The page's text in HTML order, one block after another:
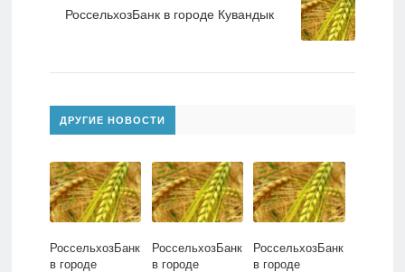
РоссельхозБанк в городе Кувандык
ДРУГИЕ НОВОСТИ
РоссельхозБанк
в городе
РоссельхозБанк
в городе
РоссельхозБанк
в городе